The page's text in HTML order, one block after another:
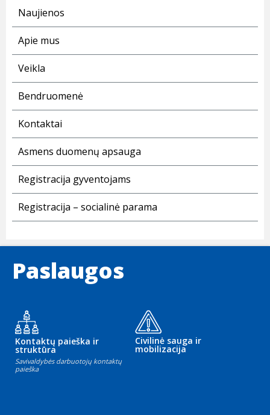
Naujienos
Apie mus
Veikla
Bendruomenė
Kontaktai
Asmens duomenų apsauga
Registracija gyventojams
Registracija – socialinė parama
Paslaugos
Kontaktų paieška ir
struktūra
Savivaldybės darbuotojų kontaktų
paieška
Civilinė sauga ir
mobilizacija